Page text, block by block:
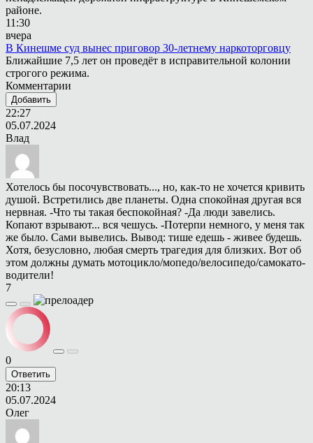
районе.
11:30
вчера
В Кинешме суд вынес приговор 30-летнему наркоторговцу
Ближайшие 7,5 лет он проведёт в исправительной колонии
строгого режима.
Комментарии
Добавить
22:27
05.07.2024
Влад
Хотелось бы посочувствовать..., но, как-то не хочется кривить
душой. Встретились две планеты. Одна спокойная другая вся
нервная. -Что ты такая беспокойная? -Да люди завелись.
Копают взрывают... вся чешусь. -Потерпи немного, у меня так
же было. Сами вывелись. Вывод: тише едешь - живее будешь.
Хотя, безусловно, любая смерть трагедия для близких. Вот об
этом должны думать мотоцикло/мопедо/велосипедо/самокато-
водители!
7
0
Ответить
20:13
05.07.2024
Олег